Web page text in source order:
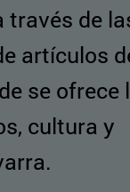
través de
artículos
se ofrece
cultura y